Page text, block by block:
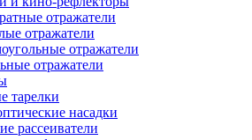
отражатели
отражатели
отражатели
отражатели
тарелки
насадки
рассеиватели